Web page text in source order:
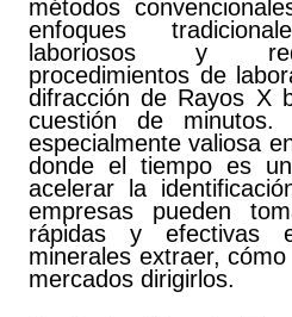
métodos
enfoques
laboriosos y
procedimientos de
difracción de Rayos X
cuestión de minutos.
especialmente valiosa
donde el tiempo es
acelerar la
empresas pueden
rápidas y efectivas
minerales extraer,
mercados dirigirlos.